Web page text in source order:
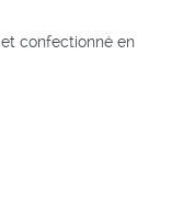
confectionné en